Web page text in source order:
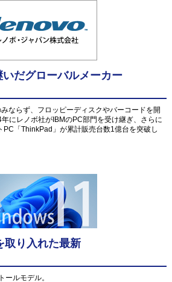
いだグローバルメーカー
ならず、フロッピーディスクやバーコードを開
にレノボ社がIBMのPC部門を受け継ぎ、さらに
「ThinkPad」が累計販売台数1億台を突破し
取り入れた最新
ールモデル。